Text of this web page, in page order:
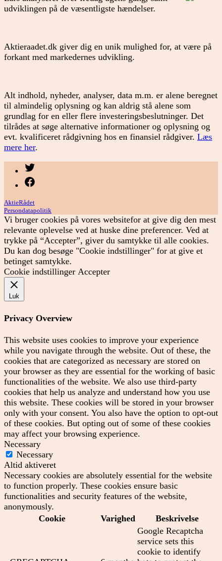
udviklingen på de væsentligste hændelser.
Aktieraadet.dk giver dig en unik mulighed for, at være på
forkant med markedernes udvikling.
Alt indhold, nyheder, analyser, data m.m. er alene beregnet
til almindelig oplysning og kan aldrig stå alene som
grundlag for en eller flere investeringsbeslutninger. Det
tilrådes at søge alternative informationer og oplysning og
evt. kvalificeret rådgivning hos en finansiel rådgiver. Læs
mere her.
AktieRådet
Persondatapolitik
Vi bruger cookies på vores websitefor at give dig den mest
relevante oplevelse ved at huske dine preferencer. Ved at
trykke på “Accepter”, giver du samtykke til alle cookies.
Du kan dog besøge "Cookie indstillinger" for at give et
betinget samtykke.
Cookie indstillinger Accepter
Luk
Privacy Overview
This website uses cookies to improve your experience
while you navigate through the website. Out of these, the
cookies that are categorized as necessary are stored on
your browser as they are essential for the working of basic
functionalities of the website. We also use third-party
cookies that help us analyze and understand how you use
this website. These cookies will be stored in your browser
only with your consent. You also have the option to opt-out
of these cookies. But opting out of some of these cookies
may affect your browsing experience.
Necessary
Necessary
Altid aktiveret
Necessary cookies are absolutely essential for the website
to function properly. These cookies ensure basic
functionalities and security features of the website,
anonymously.
Cookie
Varighed Beskrivelse
Google Recaptcha
service sets this
cookie to identify